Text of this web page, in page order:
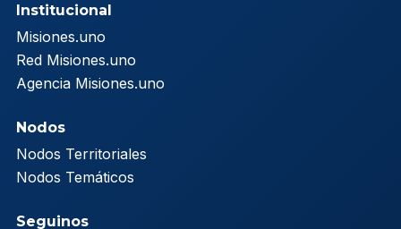
Institucional
Misiones.uno
Red Misiones.uno
Agencia Misiones.uno
Nodos
Nodos Territoriales
Nodos Temáticos
Seguinos